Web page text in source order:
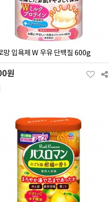
망 입욕제 W 우유 단백질 600g
원